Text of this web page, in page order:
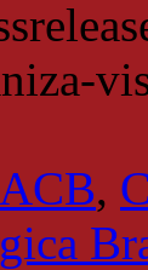
ACB,